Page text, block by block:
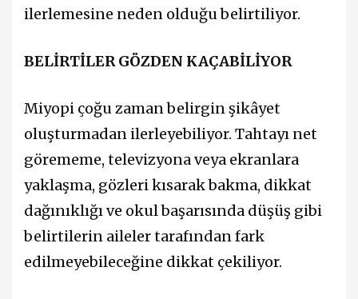
ilerlemesine neden olduğu belirtiliyor.
BELİRTİLER GÖZDEN KAÇABİLİYOR
Miyopi çoğu zaman belirgin şikâyet
oluşturmadan ilerleyebiliyor. Tahtayı net
görememe, televizyona veya ekranlara
yaklaşma, gözleri kısarak bakma, dikkat
dağınıklığı ve okul başarısında düşüş gibi
belirtilerin aileler tarafından fark
edilmeyebileceğine dikkat çekiliyor.